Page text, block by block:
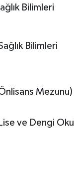
Bilimleri
Bilimleri
Mezunu)
ve Dengi Okul